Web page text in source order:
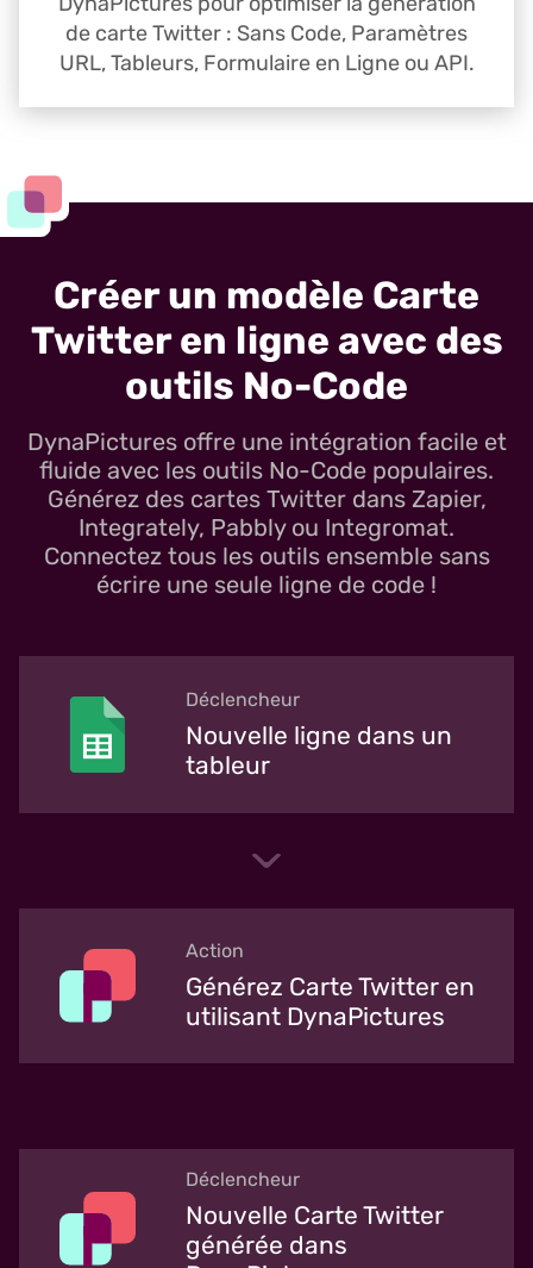
de carte Twitter : Sans Code, Paramètres
URL, Tableurs, Formulaire en Ligne ou API.
Créer un modèle Carte
Twitter en ligne avec des
outils No-Code
DynaPictures offre une intégration facile et
fluide avec les outils No-Code populaires.
Générez des cartes Twitter dans Zapier,
Integrately, Pabbly ou Integromat.
Connectez tous les outils ensemble sans
écrire une seule ligne de code !
Déclencheur
Nouvelle ligne dans un
tableur
Action
Générez Carte Twitter en
utilisant DynaPictures
Déclencheur
Nouvelle Carte Twitter
générée dans